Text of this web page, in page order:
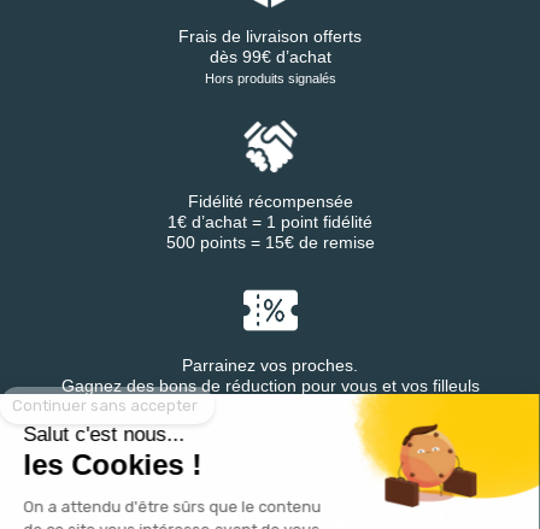
Continuer sans accepter
Salut c'est nous...
les Cookies !
On a attendu d'être sûrs que le contenu
Frais de livraison offerts
dès 99€ d’achat
Hors produits signalés
Fidélité récompensée
1€ d’achat = 1 point fidélité
500 points = 15€ de remise
Parrainez vos proches.
Gagnez des bons de réduction pour vous et vos filleuls
Retrouvez DESTINEA® sur